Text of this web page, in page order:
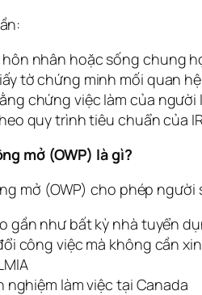
nhân hoặc sống chung
tờ chứng minh mối quan hệ
chứng việc làm của
quy trình tiêu chuẩn của
mở (OWP) là gì?
mở (OWP) cho phép người
gần như bất kỳ nhà tuyển
công việc mà không cần
nghiệm làm việc tại Canada